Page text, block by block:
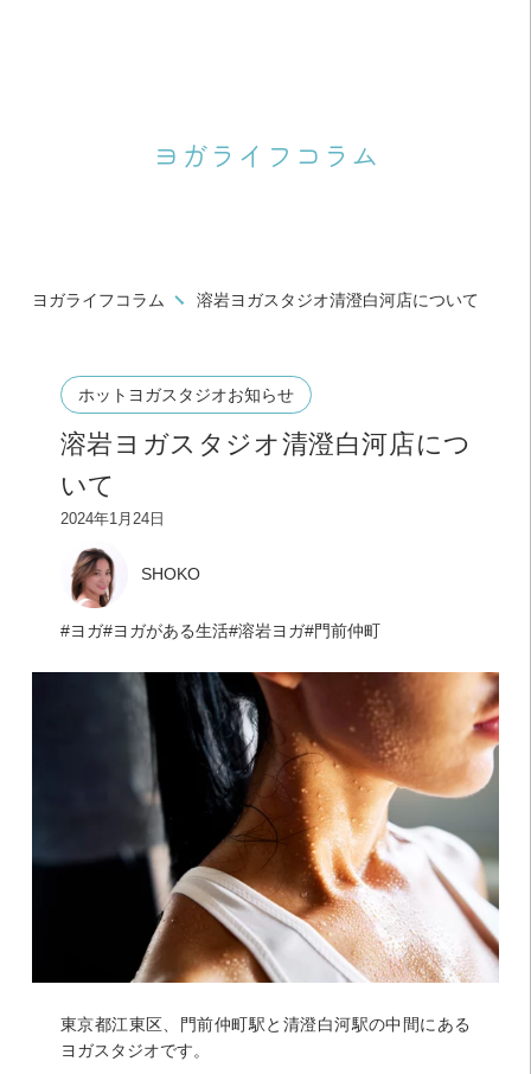
ヨガライフコラム
ヨガライフコラム 溶岩ヨガスタジオ清澄白河店について
ホットヨガスタジオお知らせ
溶岩ヨガスタジオ清澄白河店につ
いて
2024年1月24日
SHOKO
ヨガ ヨガがある生活 溶岩ヨガ 門前仲町
東京都江東区、門前仲町駅と清澄白河駅の中間にある
ヨガスタジオです。